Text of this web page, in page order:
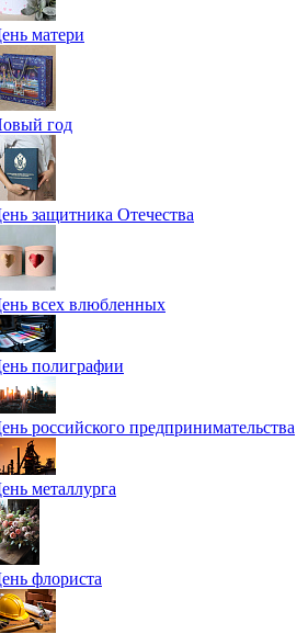
матери
год
защитника Отечества
всех влюбленных
полиграфии
российского предпринимательства
металлурга
флориста